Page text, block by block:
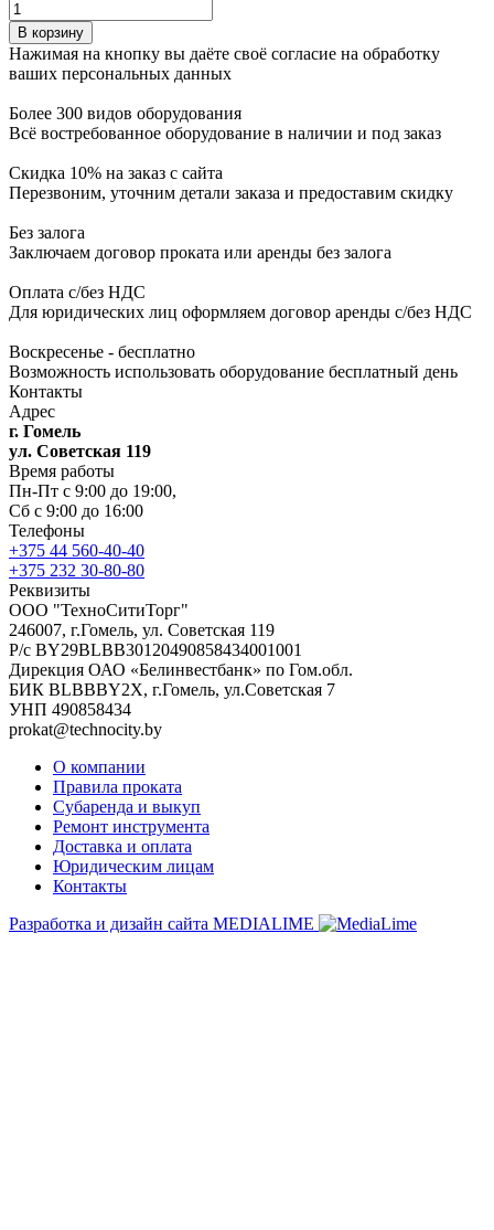
Количество
товара
Обогреватель
газовый
ECOTERM
GHD
501
В корзину
Нажимая на кнопку вы даёте своё согласие на обработку
ваших персональных данных
Более 300 видов оборудования
Всё востребованное оборудование в наличии и под заказ
Скидка 10% на заказ с сайта
Перезвоним, уточним детали заказа и предоставим скидку
Без залога
Заключаем договор проката или аренды без залога
Оплата с/без НДС
Для юридических лиц оформляем договор аренды с/без НДС
Воскресенье - бесплатно
Возможность использовать оборудование бесплатный день
Контакты
Адрес
г. Гомель
ул. Советская 119
Время работы
Пн-Пт с 9:00 до 19:00,
Сб с 9:00 до 16:00
Телефоны
+375 44 560-40-40
+375 232 30-80-80
Реквизиты
ООО "ТехноСитиТорг"
246007, г.Гомель, ул. Советская 119
Р/с BY29BLBB30120490858434001001
Дирекция ОАО «Белинвестбанк» по Гом.обл.
БИК BLBBBY2X, г.Гомель, ул.Советская 7
УНП 490858434
prokat@technocity.by
О компании
Правила проката
Субаренда и выкуп
Ремонт инструмента
Доставка и оплата
Юридическим лицам
Контакты
Разработка и дизайн сайта MEDIALIME